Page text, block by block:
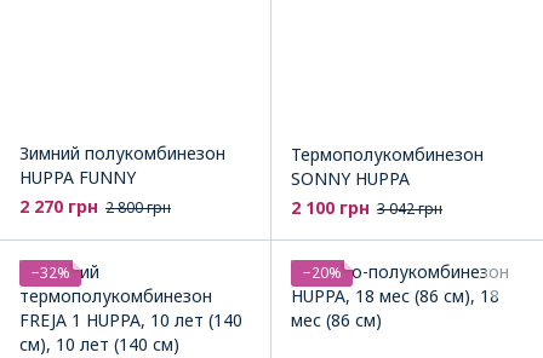
Зимний полукомбинезон
HUPPA FUNNY
2 270 грн 2 800 грн
Термополукомбинезон
SONNY HUPPA
2 100 грн 3 042 грн
−32% −20%